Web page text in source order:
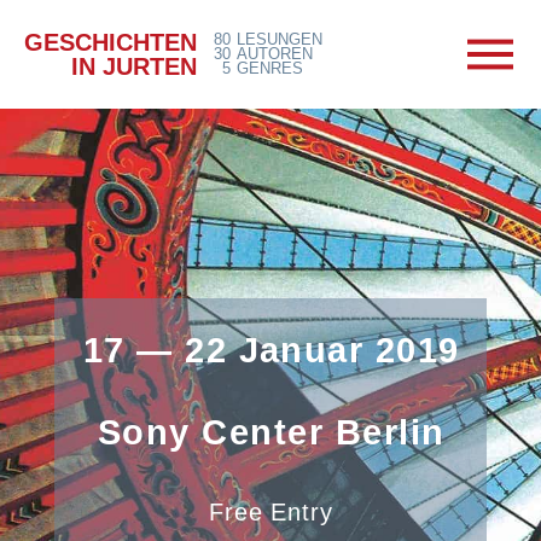
GESCHICHTEN
IN JURTEN
80
30
5
LESUNGEN
AUTOREN
GENRES
17 — 22 Januar 2019
Sony Center Berlin
Free Entry